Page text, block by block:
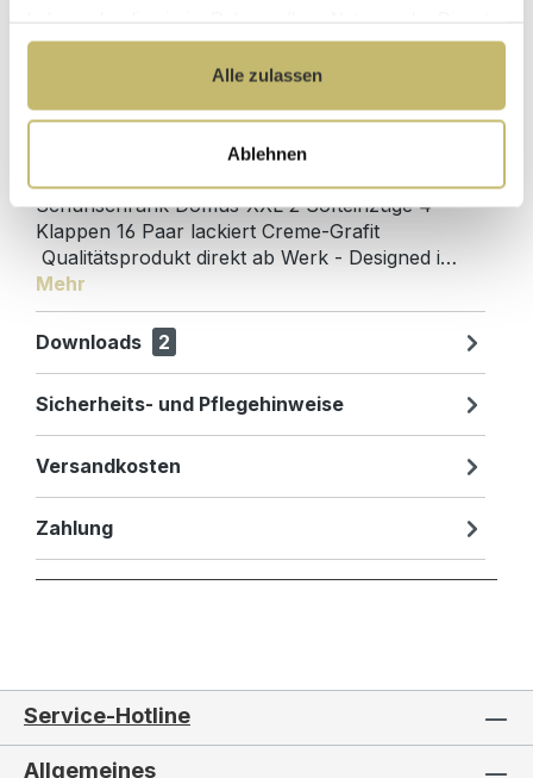
gesammelt haben.
Alle zulassen
Ablehnen
Produktdetails
Schuhschrank Domus-XXL 2 Softeinzüge 4
Klappen 16 Paar lackiert Creme-Grafit
Qualitätsprodukt direkt ab Werk - Designed i…
Mehr
Downloads 2
Sicherheits- und Pflegehinweise
Versandkosten
Zahlung
Service-Hotline
Allgemeines